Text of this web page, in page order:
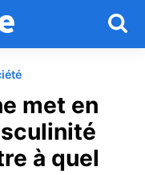
met en
à quel